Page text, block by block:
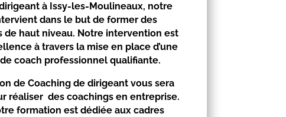
à Issy-les-Moulineaux, notre
dans le but de former des
de haut niveau. Notre intervention est
à travers la mise en place d’une
coach professionnel qualifiante.
de Coaching de dirigeant vous sera
réaliser des coachings en entreprise.
formation est dédiée aux cadres